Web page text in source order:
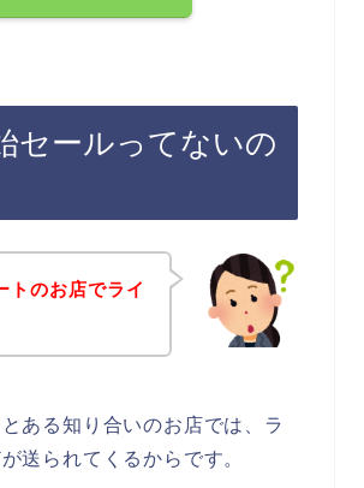
セールってないの
トのお店でライ
ある知り合いのお店では、ラ
送られてくるからです。